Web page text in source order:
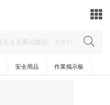
安全用品 作業掲示板